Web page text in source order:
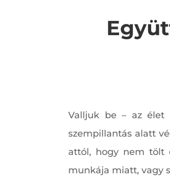
Valljuk be – az élet
szempillantás alatt
attól, hogy nem tölt
munkája miatt, vagy